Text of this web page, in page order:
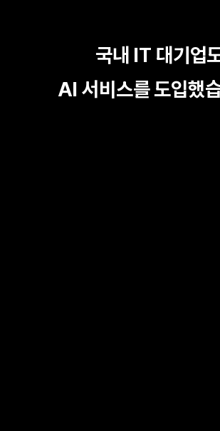
국내 IT 대기업
AI 서비스를 도입했